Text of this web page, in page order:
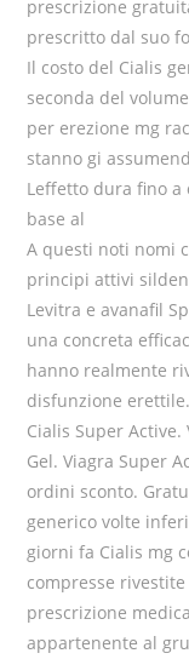
prescrizione
prescritto dal suo
Il costo del Cialis
seconda del
per erezione mg
stanno gi
Leffetto dura fino a
base al
A questi noti nomi
principi attivi
Levitra e avanafil
una concreta
hanno realmente
disfunzione erettile.
Cialis Super Active.
Gel. Viagra Super
ordini sconto.
generico volte
giorni fa Cialis mg
compresse
prescrizione
appartenente al